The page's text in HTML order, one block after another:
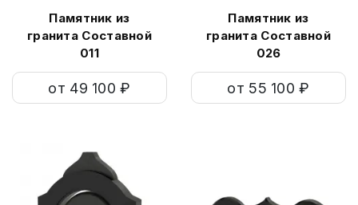
Памятник из
гранита Составной
011
от 49 100 ₽
Памятник из
гранита Составной
026
от 55 100 ₽